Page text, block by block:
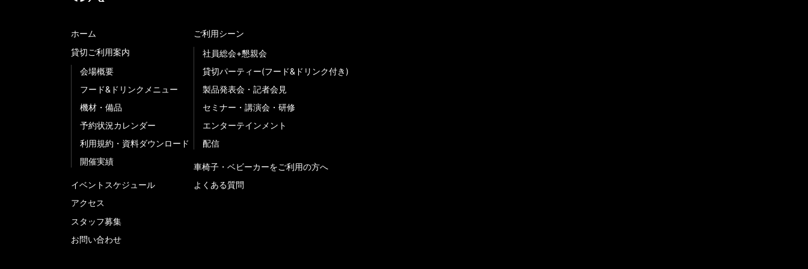
ホーム
貸切ご利用案内
会場概要
フード&ドリンクメニュー
機材・備品
予約状況カレンダー
利用規約・資料ダウンロード
開催実績
イベントスケジュール
アクセス
スタッフ募集
お問い合わせ
ご利用シーン
社員総会+懇親会
貸切パーティー(フード&ドリンク付き)
製品発表会・記者会見
セミナー・講演会・研修
エンターテインメント
配信
車椅子・ベビーカーをご利用の方へ
よくある質問